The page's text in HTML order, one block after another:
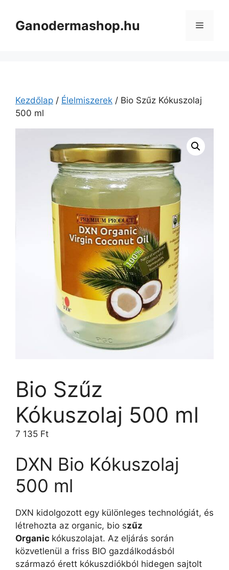
tartalomba
Ganodermashop.hu Menü
Kezdőlap / Élelmiszerek / Bio Szűz Kókuszolaj
500 ml
Bio Szűz
Kókuszolaj 500 ml
7 135 Ft
DXN Bio Kókuszolaj
500 ml
DXN kidolgozott egy különleges technológiát, és
létrehozta az organic, bio szűz
Organic kókuszolajat. Az eljárás során
közvetlenül a friss BIO gazdálkodásból
származó érett kókuszdiókból hidegen sajtolt